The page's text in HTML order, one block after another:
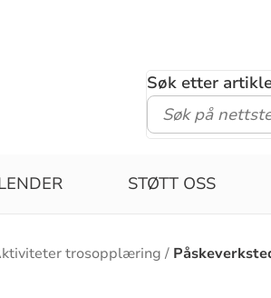
Søk etter
STØTT OSS
trosopplæring